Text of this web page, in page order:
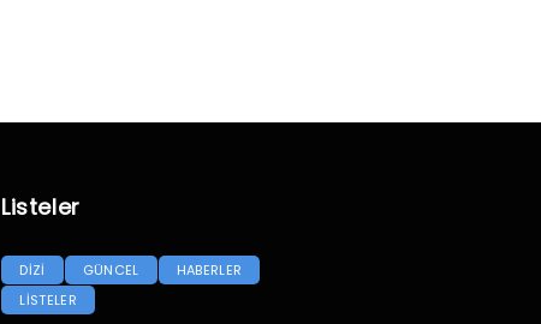
Listeler
DİZİ GÜNCEL
HABERLER
LİSTELER